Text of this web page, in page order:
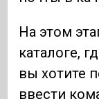
На этом
каталоге,
вы хотите
ввести